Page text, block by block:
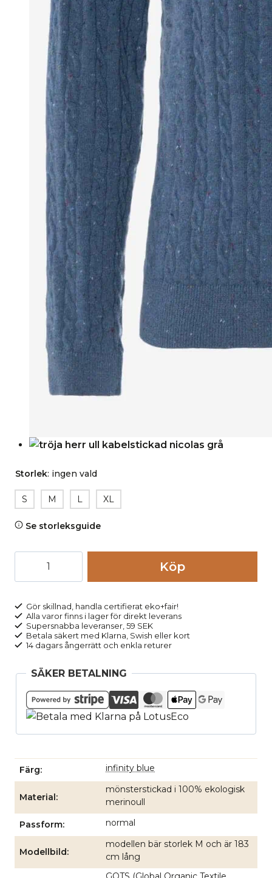
Storlek: ingen vald
S M L XL
Se storleksguide
ull
kabelstickad
NICOLAS
blå
mängd
Köp
Gör skillnad, handla certifierat eko+fair!
Alla varor finns i lager för direkt leverans
Supersnabba leveranser, 59 SEK
Betala säkert med Klarna, Swish eller kort
14 dagars ångerrätt och enkla returer
SÄKER BETALNING
Färg infinity blue
Material
mönsterstickad i 100% ekologisk
merinoull
Passform normal
Modellbild
modellen bär storlek M och är 183
cm lång